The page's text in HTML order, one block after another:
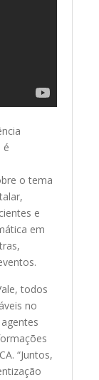
é
o tema
e
em
todos
no
“Juntos,